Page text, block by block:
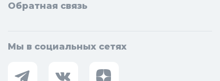
Обратная связь
Мы в социальных сетях